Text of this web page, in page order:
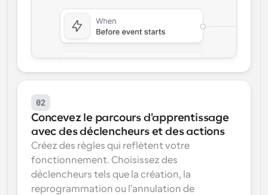
02
Concevez le parcours d'apprentissage
avec des déclencheurs et des actions
Créez des règles qui reflètent votre
fonctionnement. Choisissez des
déclencheurs tels que la création, la
reprogrammation ou l'annulation de